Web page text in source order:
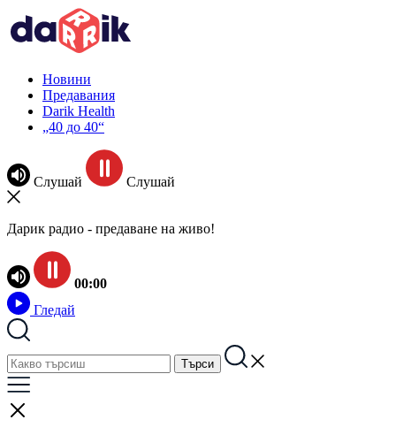
Новини
Предавания
Darik Health
„40 до 40“
Слушай Слушай
Дарик радио - предаване на живо!
00:00
Гледай